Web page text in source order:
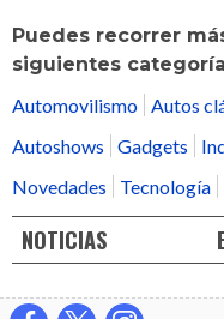
Puedes recorrer
siguientes
Automovilismo
Autos
Autoshows
Gadgets
Novedades
Tecnología
NOTICIAS